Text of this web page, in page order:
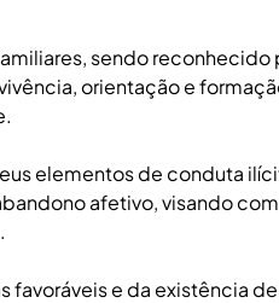
sendo reconhecido
orientação e
elementos de conduta
afetivo, visando
favoráveis e da existência